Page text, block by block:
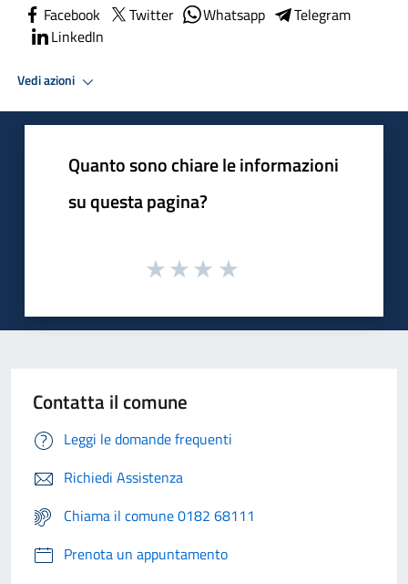
Facebook Twitter Whatsapp
Telegram
LinkedIn
Vedi azioni
Quanto sono chiare le informazioni
su questa pagina?
Contatta il comune
Leggi le domande frequenti
Richiedi Assistenza
Chiama il comune 0182 68111
Prenota un appuntamento